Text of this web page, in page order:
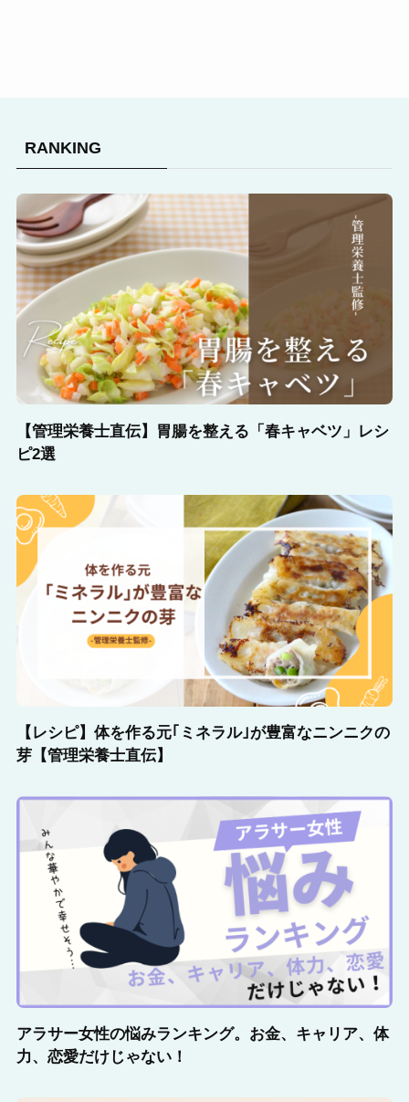
RANKING
【管理栄養士直伝】胃腸を整える「春キャベツ」レシ
ピ2選
【レシピ】体を作る元｢ミネラル｣が豊富なニンニクの
芽【管理栄養士直伝】
アラサー女性の悩みランキング。お金、キャリア、体
力、恋愛だけじゃない！